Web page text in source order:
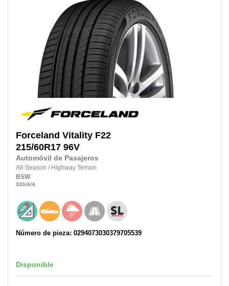
Forceland Vitality F22
215/60R17 96V
Automóvil de Pasajeros
All-Season / Highway Terrain
BSW
320/A/A
Número de pieza: 0294073030379705539
Disponible